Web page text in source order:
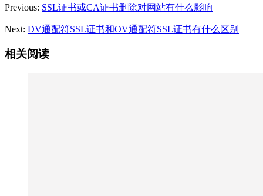
Previous: SSL证书或CA证书删除对网站有什么影响
Next: DV通配符SSL证书和OV通配符SSL证书有什么区别
相关阅读